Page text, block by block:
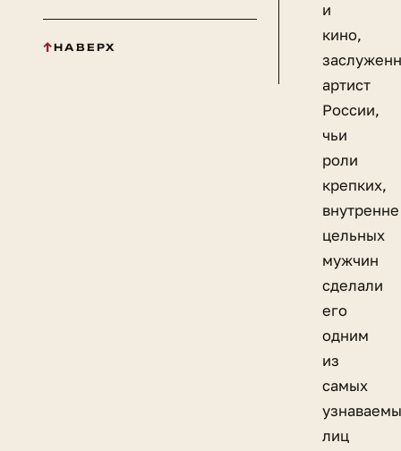
НАВЕРХ
и
кино,
артист
России,
чьи
роли
крепких,
внутренне
цельных
мужчин
сделали
его
одним
из
самых
лиц